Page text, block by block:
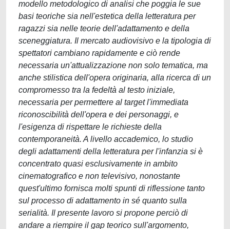
modello metodologico di analisi che poggia le sue
basi teoriche sia nell'estetica della letteratura per
ragazzi sia nelle teorie dell'adattamento e della
sceneggiatura. Il mercato audiovisivo e la tipologia di
spettatori cambiano rapidamente e ciò rende
necessaria un'attualizzazione non solo tematica, ma
anche stilistica dell'opera originaria, alla ricerca di un
compromesso tra la fedeltà al testo iniziale,
necessaria per permettere al target l'immediata
riconoscibilità dell'opera e dei personaggi, e
l'esigenza di rispettare le richieste della
contemporaneità. A livello accademico, lo studio
degli adattamenti della letteratura per l'infanzia si è
concentrato quasi esclusivamente in ambito
cinematografico e non televisivo, nonostante
quest'ultimo fornisca molti spunti di riflessione tanto
sul processo di adattamento in sé quanto sulla
serialità. Il presente lavoro si propone perciò di
andare a riempire il gap teorico sull'argomento,